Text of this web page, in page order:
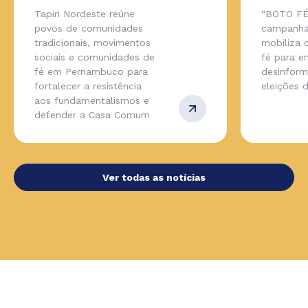
Tapiri Nordeste reúne
povos de comunidades
tradicionais, movimentos
sociais e comunidades de
fé em Pernambuco para
fortalecer a resistência
aos fundamentalismos e
defender a Casa Comum
“BOTO
mobiliza
fé para
eleições
Ver todas as notícias